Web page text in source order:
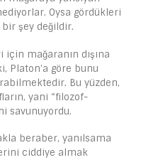
Oysa gördükleri
şey değildir.
mağaranın dışına
Platon’a göre bunu
Bu yüzden,
yani “filozof-
savunuyordu.
beraber, yanılsama
ciddiye almak